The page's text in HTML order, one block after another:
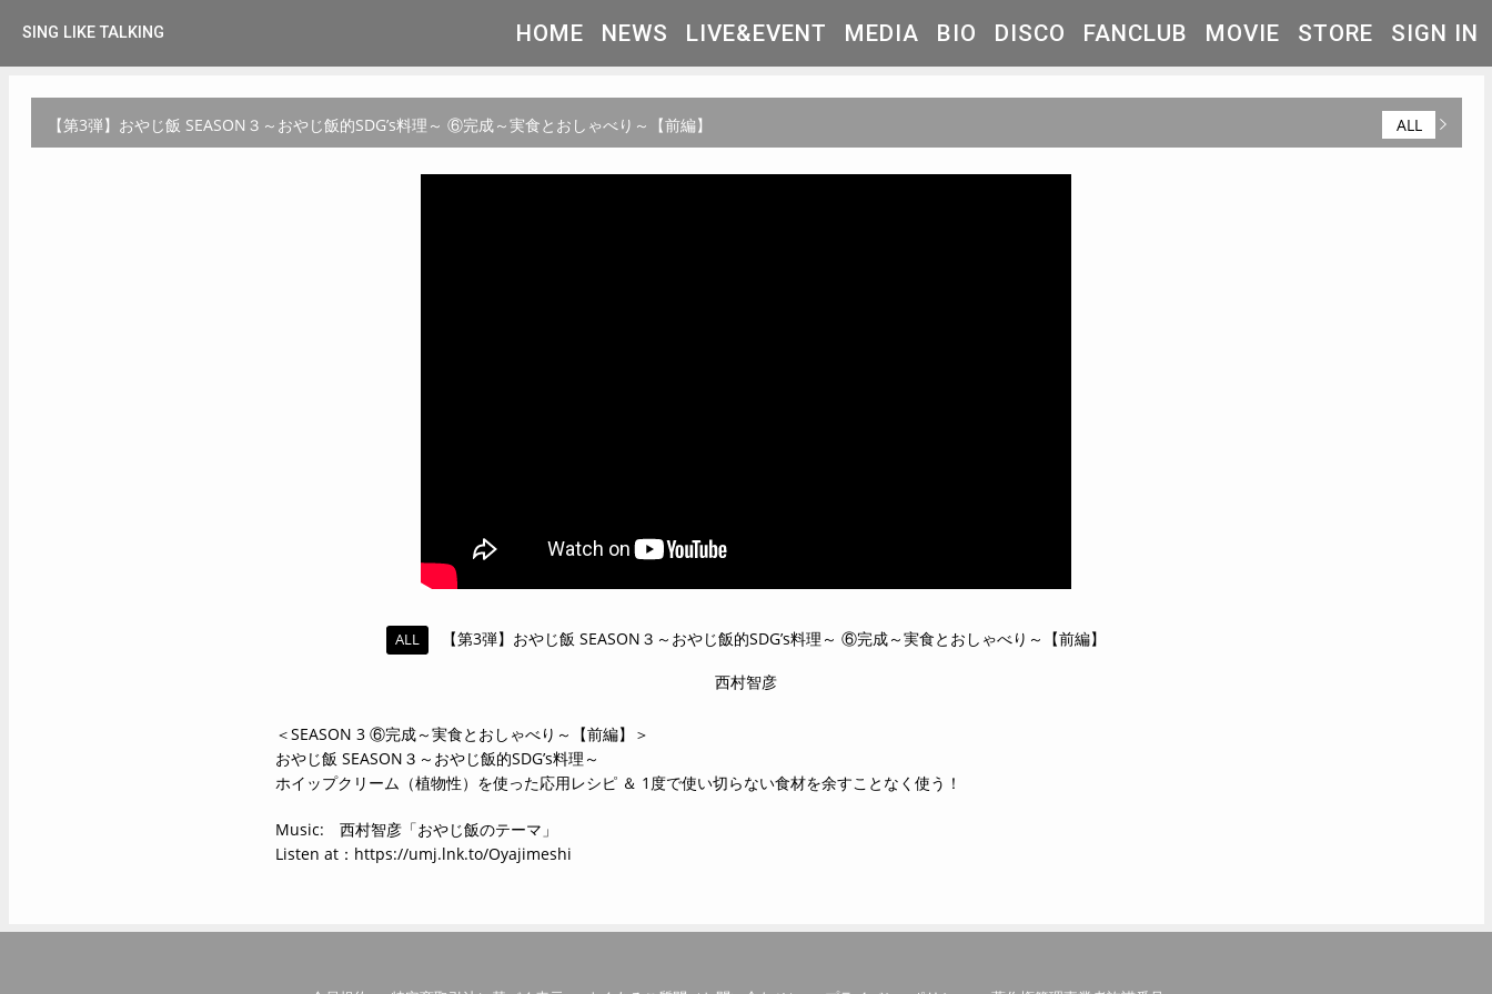
SING LIKE TALKING HOME NEWS LIVE&EVENT MEDIA BIO DISCO FANCLUB MOVIE STORE SIGN IN
【第3弾】おやじ飯 SEASON３～おやじ飯的SDG’s料理～ ⑥完成～実食とおしゃべり～【前編】 ALL
ALL 【第3弾】おやじ飯 SEASON３～おやじ飯的SDG’s料理～ ⑥完成～実食とおしゃべり～【前編】
西村智彦
＜SEASON 3 ⑥完成～実食とおしゃべり～【前編】＞
おやじ飯 SEASON３～おやじ飯的SDG’s料理～
ホイップクリーム（植物性）を使った応用レシピ ＆ 1度で使い切らない食材を余すことなく使う！
Music: 西村智彦「おやじ飯のテーマ」
Listen at：https://umj.lnk.to/Oyajimeshi